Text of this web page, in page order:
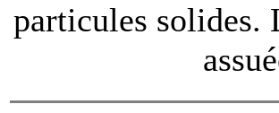
particules solides.